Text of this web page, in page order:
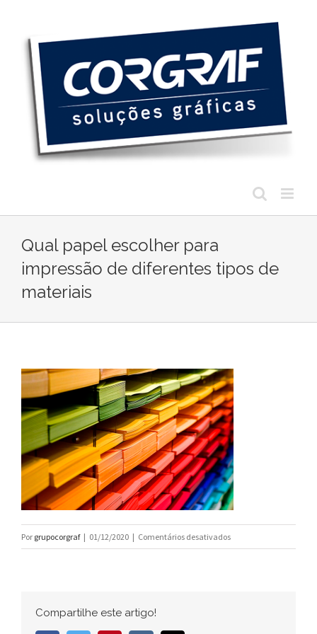
conteúdo
Qual papel escolher para
impressão de diferentes tipos de
materiais
Por grupocorgraf | 01/12/2020 | Comentários desativadosem
Qual
Compartilhe este artigo!